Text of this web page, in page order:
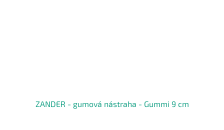
ZANDER - gumová nástraha - Gummi 9 cm